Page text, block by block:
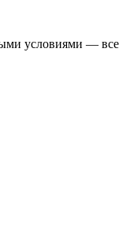
условиями — все